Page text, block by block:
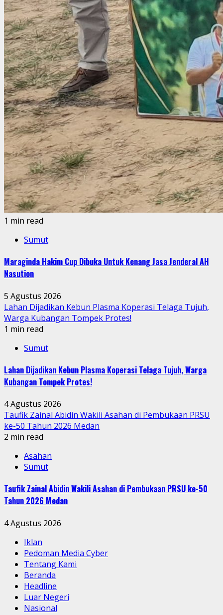
1 min read
Sumut
Maraginda Hakim Cup Dibuka Untuk Kenang Jasa Jenderal AH
Nasution
5 Agustus 2026
Lahan Dijadikan Kebun Plasma Koperasi Telaga Tujuh,
Warga Kubangan Tompek Protes!
1 min read
Sumut
Lahan Dijadikan Kebun Plasma Koperasi Telaga Tujuh, Warga
Kubangan Tompek Protes!
4 Agustus 2026
Taufik Zainal Abidin Wakili Asahan di Pembukaan PRSU
ke-50 Tahun 2026 Medan
2 min read
Asahan
Sumut
Taufik Zainal Abidin Wakili Asahan di Pembukaan PRSU ke-50
Tahun 2026 Medan
4 Agustus 2026
Iklan
Pedoman Media Cyber
Tentang Kami
Beranda
Headline
Luar Negeri
Nasional